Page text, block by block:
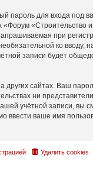
пароль для входа под
«Строительство
при
ко вводу,
записи будет
сайтах. Ваш
ни
учётной записи, вы
ввести ваше имя
Удалить cookies